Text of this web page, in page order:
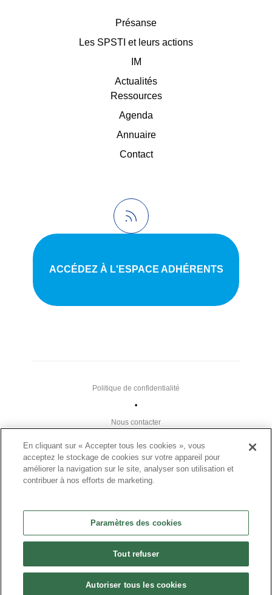
Présanse
Les SPSTI et leurs actions
IM
Actualités
Ressources
Agenda
Annuaire
Contact
ACCÉDEZ À L'ESPACE ADHÉRENTS
•
Liens utiles
Nous contacter
•
Politique de confidentialité
CGU
•
FAQ
•
En cliquant sur « Accepter tous les cookies », vous
acceptez le stockage de cookies sur votre appareil pour
améliorer la navigation sur le site, analyser son utilisation et
contribuer à nos efforts de marketing.
Paramètres des cookies
Tout refuser
Autoriser tous les cookies